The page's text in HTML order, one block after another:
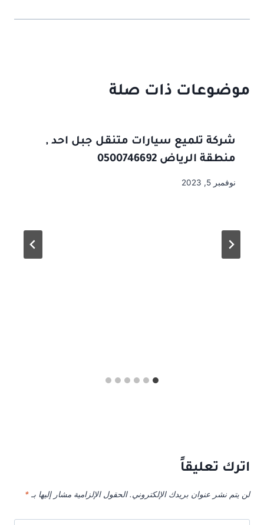
موضوعات ذات صلة
شركة تلميع سيارات متنقل جبل احد ,
منطقة الرياض 0500746692
نوفمبر 5, 2023
اترك تعليقاً
لن يتم نشر عنوان بريدك الإلكتروني. الحقول الإلزامية مشار إليها بـ *